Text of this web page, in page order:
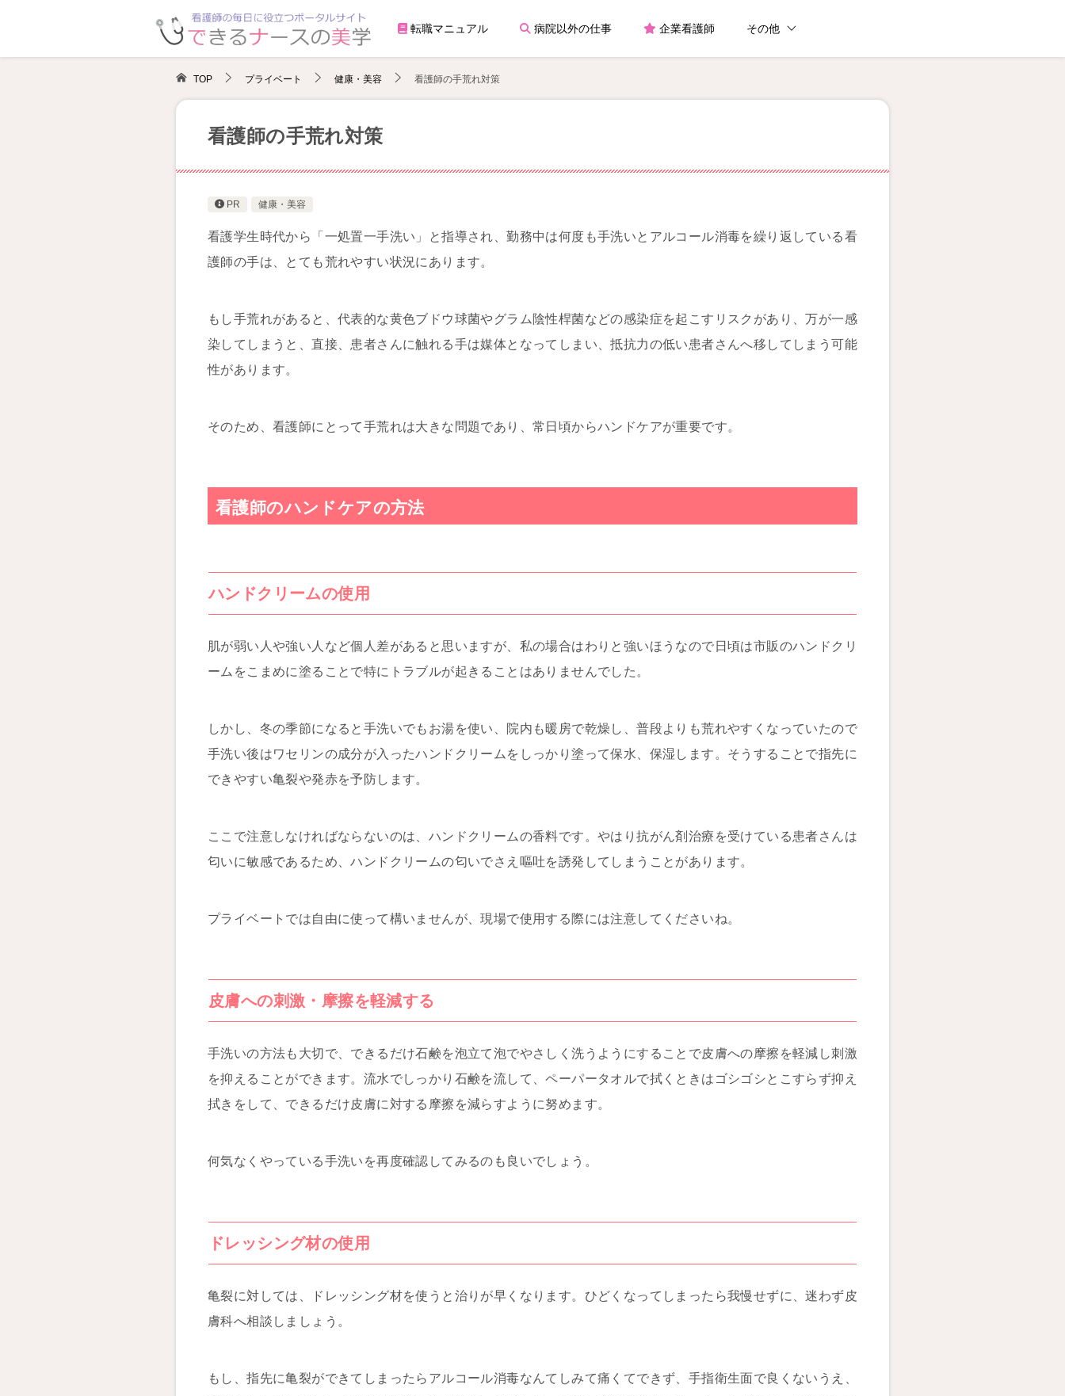
転職マニュアル 病院以外の仕事 企業看護師 その他
TOP プライベート 健康・美容 看護師の手荒れ対策
看護師の手荒れ対策
PR 健康・美容
看護学生時代から「一処置一手洗い」と指導され、勤務中は何度も手洗いとアルコール消毒を繰り返している看
護師の手は、とても荒れやすい状況にあります。
もし手荒れがあると、代表的な黄色ブドウ球菌やグラム陰性桿菌などの感染症を起こすリスクがあり、万が一感
染してしまうと、直接、患者さんに触れる手は媒体となってしまい、抵抗力の低い患者さんへ移してしまう可能
性があります。
そのため、看護師にとって手荒れは大きな問題であり、常日頃からハンドケアが重要です。
看護師のハンドケアの方法
ハンドクリームの使用
肌が弱い人や強い人など個人差があると思いますが、私の場合はわりと強いほうなので日頃は市販のハンドクリ
ームをこまめに塗ることで特にトラブルが起きることはありませんでした。
しかし、冬の季節になると手洗いでもお湯を使い、院内も暖房で乾燥し、普段よりも荒れやすくなっていたので
手洗い後はワセリンの成分が入ったハンドクリームをしっかり塗って保水、保湿します。そうすることで指先に
できやすい亀裂や発赤を予防します。
ここで注意しなければならないのは、ハンドクリームの香料です。やはり抗がん剤治療を受けている患者さんは
匂いに敏感であるため、ハンドクリームの匂いでさえ嘔吐を誘発してしまうことがあります。
プライベートでは自由に使って構いませんが、現場で使用する際には注意してくださいね。
皮膚への刺激・摩擦を軽減する
手洗いの方法も大切で、できるだけ石鹸を泡立て泡でやさしく洗うようにすることで皮膚への摩擦を軽減し刺激
を抑えることができます。流水でしっかり石鹸を流して、ペーパータオルで拭くときはゴシゴシとこすらず抑え
拭きをして、できるだけ皮膚に対する摩擦を減らすように努めます。
何気なくやっている手洗いを再度確認してみるのも良いでしょう。
ドレッシング材の使用
亀裂に対しては、ドレッシング材を使うと治りが早くなります。ひどくなってしまったら我慢せずに、迷わず皮
膚科へ相談しましょう。
もし、指先に亀裂ができてしまったらアルコール消毒なんてしみて痛くてできず、手指衛生面で良くないうえ、